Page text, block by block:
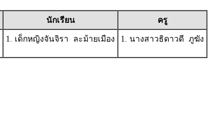
นักเรียน
ครู
1. เด็กหญิงจันจิรา ละม้ายเมือง 1. นางสาวธิดาวดี ภูฆัง